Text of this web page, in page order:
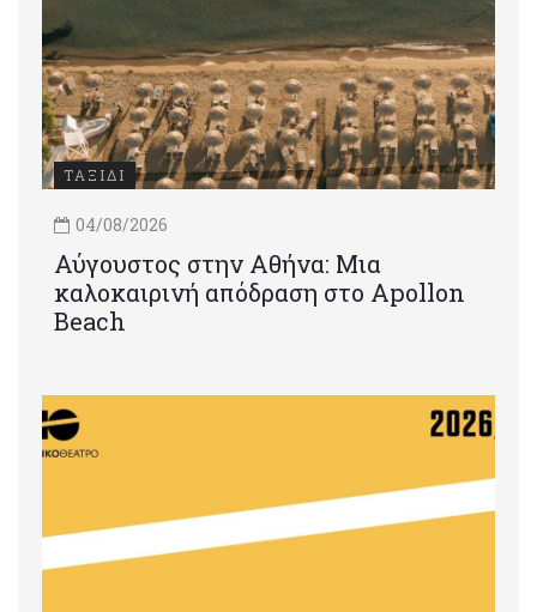
ΤΑΞΙΔΙ
04/08/2026
Αύγουστος στην Αθήνα: Μια
καλοκαιρινή απόδραση στο Apollon
Beach